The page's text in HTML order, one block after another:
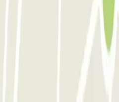
la modalità di accesso: l'ultima
che mi aprissero la sbarra e
a piedi sotto la pioggia